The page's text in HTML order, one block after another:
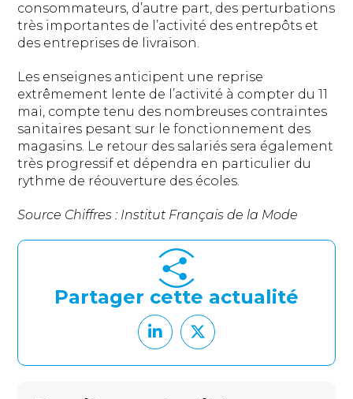
consommateurs, d’autre part, des perturbations
très importantes de l’activité des entrepôts et
des entreprises de livraison.
Les enseignes anticipent une reprise
extrêmement lente de l’activité à compter du 11
mai, compte tenu des nombreuses contraintes
sanitaires pesant sur le fonctionnement des
magasins. Le retour des salariés sera également
très progressif et dépendra en particulier du
rythme de réouverture des écoles.
Source Chiffres : Institut Français de la Mode
Partager cette actualité